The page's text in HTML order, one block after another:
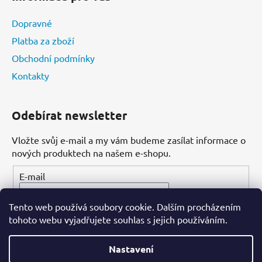
Tento web používá soubory cookie. Dalším procházením
tohoto webu vyjadřujete souhlas s jejich používáním.
Nastavení
Dopravné
Platba za zboží
Obchodní podmínky
Kontakty
Odebírat newsletter
Vložte svůj e-mail a my vám budeme zasílat informace o
nových produktech na našem e-shopu.
E-mail
PŘIHLÁSIT SE